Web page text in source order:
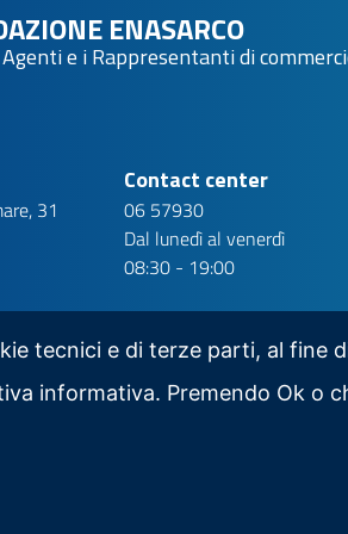
ENASARCO
e i Rappresentanti di
31
Contact center
06 57930
Dal lunedì al venerdì
08:30 - 19:00
Scarica la nostra
tecnici e di terze parti, al fine
informativa. Premendo Ok o